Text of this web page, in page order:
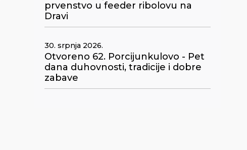
prvenstvo u feeder ribolovu na
Dravi
30. srpnja 2026.
Otvoreno 62. Porcijunkulovo - Pet
dana duhovnosti, tradicije i dobre
zabave